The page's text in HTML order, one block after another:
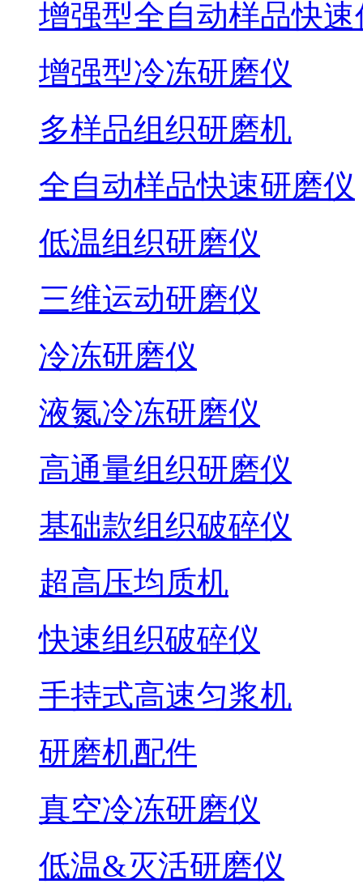
增强型全自动样品快速
增强型冷冻研磨仪
多样品组织研磨机
全自动样品快速研磨仪
低温组织研磨仪
三维运动研磨仪
冷冻研磨仪
液氮冷冻研磨仪
高通量组织研磨仪
基础款组织破碎仪
超高压均质机
快速组织破碎仪
手持式高速匀浆机
研磨机配件
真空冷冻研磨仪
低温&灭活研磨仪